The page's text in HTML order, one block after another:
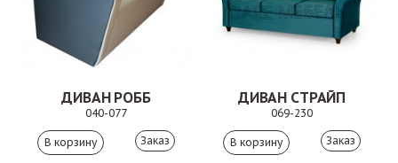
ДИВАН РОББ
040-077
Заказ
ДИВАН СТРАЙП
069-230
Заказ